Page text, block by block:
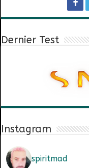
Dernier Test
Instagram
spiritmad